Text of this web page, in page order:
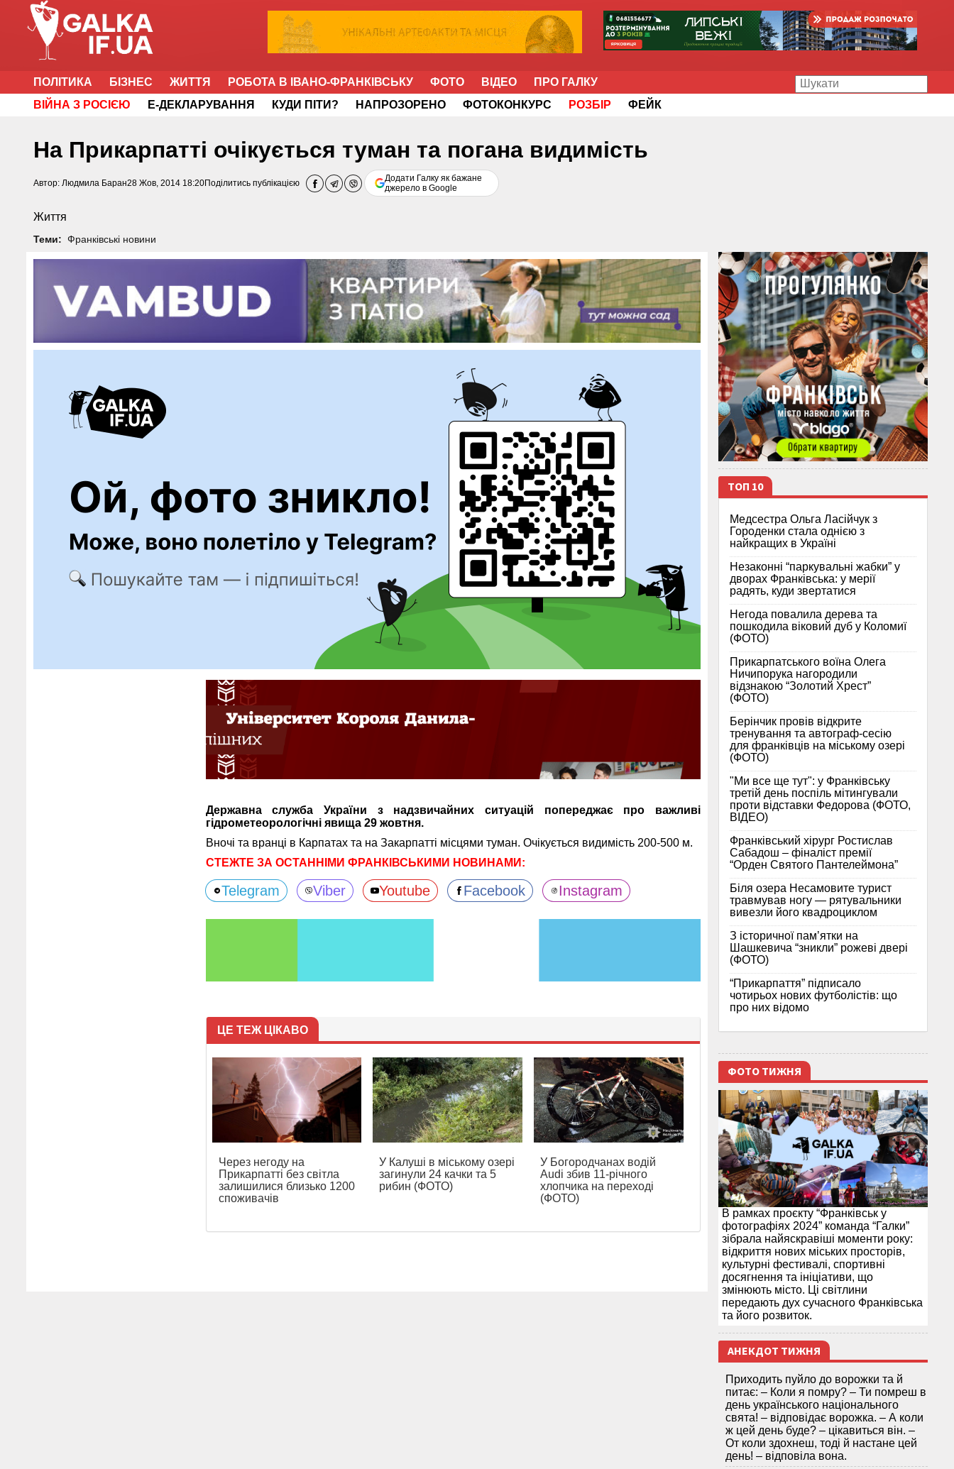
ПОЛІТИКА БІЗНЕС ЖИТТЯ РОБОТА В ІВАНО-ФРАНКІВСЬКУ ФОТО ВІДЕО
ПРО ГАЛКУ
ВІЙНА З РОСІЄЮ
Е-ДЕКЛАРУВАННЯ КУДИ ПІТИ? НАПРОЗОРЕНО ФОТОКОНКУРС РОЗБІР ФЕЙК
На Прикарпатті очікується туман та погана видимість
Автор: Людмила Баран28 Жов, 2014 18:20Поділитись публікацією
Додати Галку як бажане
джерело в Google
Життя
Теми: Франківські новини
Державна служба України з надзвичайних ситуацій попереджає про важливі
гідрометеорологічні явища 29 жовтня.
Вночі та вранці в Карпатах та на Закарпатті місцями туман. Очікується видимість 200-500 м.
СТЕЖТЕ ЗА ОСТАННІМИ ФРАНКІВСЬКИМИ НОВИНАМИ:
Telegram Viber Youtube Facebook Instagram
ЦЕ ТЕЖ ЦІКАВО
Через негоду на
Прикарпатті без світла
залишилися близько 1200
споживачів
У Калуші в міському озері
загинули 24 качки та 5
рибин (ФОТО)
У Богородчанах водій
Audi збив 11-річного
хлопчика на переході
(ФОТО)
ТОП 10
Медсестра Ольга Ласійчук з
Городенки стала однією з
найкращих в Україні
Незаконні “паркувальні жабки” у
дворах Франківська: у мерії
радять, куди звертатися
Негода повалила дерева та
пошкодила віковий дуб у Коломиї
(ФОТО)
Прикарпатського воїна Олега
Ничипорука нагородили
відзнакою “Золотий Хрест”
(ФОТО)
Берінчик провів відкрите
тренування та автограф-сесію
для франківців на міському озері
(ФОТО)
"Ми все ще тут": у Франківську
третій день поспіль мітингували
проти відставки Федорова (ФОТО,
ВІДЕО)
Франківський хірург Ростислав
Сабадош – фіналіст премії
“Орден Святого Пантелеймона”
Біля озера Несамовите турист
травмував ногу — рятувальники
вивезли його квадроциклом
З історичної памʼятки на
Шашкевича “зникли” рожеві двері
(ФОТО)
“Прикарпаття” підписало
чотирьох нових футболістів: що
про них відомо
ФОТО ТИЖНЯ
В рамках проєкту “Франківськ у
фотографіях 2024” команда “Галки”
зібрала найяскравіші моменти року:
відкриття нових міських просторів,
культурні фестивалі, спортивні
досягнення та ініціативи, що
змінюють місто. Ці світлини
передають дух сучасного Франківська
та його розвиток.
АНЕКДОТ ТИЖНЯ
Приходить пуйло до ворожки та й
питає: – Коли я помру? – Ти помреш в
день українського національного
свята! – відповідає ворожка. – А коли
ж цей день буде? – цікавиться він. –
От коли здохнеш, тоді й настане цей
день! – відповіла вона.